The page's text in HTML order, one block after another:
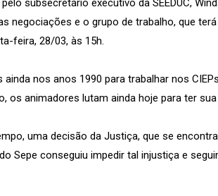
subsecretário executivo da SEEDUC,
negociações e o grupo de trabalho, que terá
feira, 28/03, às 15h.
ainda nos anos 1990 para trabalhar nos
os animadores lutam ainda hoje para ter
uma decisão da Justiça, que se
Sepe conseguiu impedir tal injustiça e